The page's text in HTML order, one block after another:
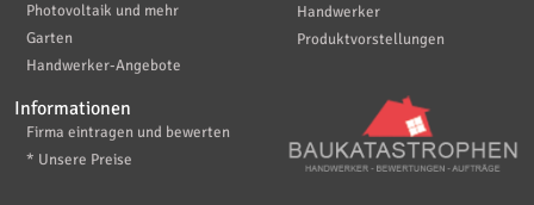
Photovoltaik und mehr
Garten
Handwerker-Angebote
Handwerker
Produktvorstellungen
Informationen
Firma eintragen und bewerten
* Unsere Preise